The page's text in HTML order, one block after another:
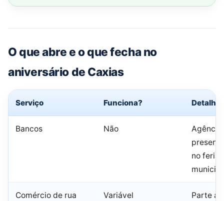
O que abre e o que fecha no
aniversário de Caxias
Serviço Funciona? Detalhe
Bancos Não
no
Comércio de rua Variável
Parte